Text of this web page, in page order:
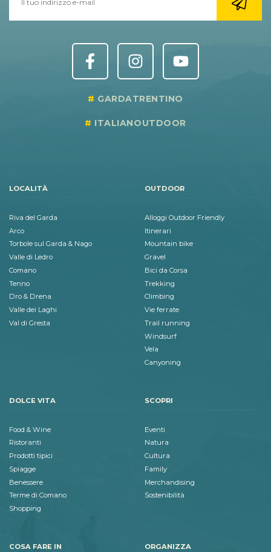
GARDATRENTINO
ITALIANOUTDOOR
LOCALITÀ
Riva del Garda
Arco
Torbole sul Garda & Nago
Valle di Ledro
Comano
Tenno
Dro & Drena
Valle dei Laghi
Val di Gresta
OUTDOOR
Alloggi Outdoor Friendly
Itinerari
Mountain bike
Gravel
Bici da Corsa
Trekking
Climbing
Vie ferrate
Trail running
Windsurf
Vela
Canyoning
DOLCE VITA
Food & Wine
Ristoranti
Prodotti tipici
Spiagge
Benessere
Terme di Comano
Shopping
SCOPRI
Eventi
Natura
Cultura
Family
Merchandising
Sostenibilità
COSA FARE IN ORGANIZZA